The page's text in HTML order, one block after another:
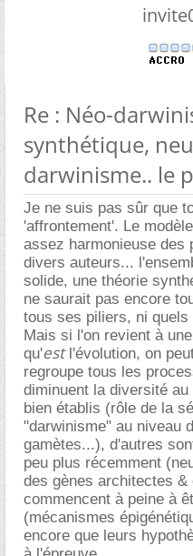
Re : Néo-
synthétique,
darwinisme.. le
Je ne suis pas sûr que
'affrontement'. Le
assez harmonieuse des
divers auteurs...
solide, une théorie
ne saurait pas encore
tous ses piliers, ni
Mais si l'on revient à
qu'estl'évolution, on
regroupe tous les
diminuent la diversité
bien établis (rôle de la
"darwinisme" au niveau
gamètes...), d'autres
peu plus récemment
des gènes architectes
commencent à peine à
(mécanismes
encore que leurs